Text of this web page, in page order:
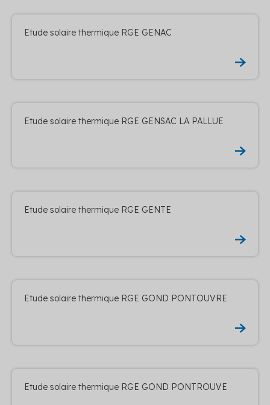
Etude solaire thermique RGE GENAC
Etude solaire thermique RGE GENSAC LA PALLUE
Etude solaire thermique RGE GENTE
Etude solaire thermique RGE GOND PONTOUVRE
Etude solaire thermique RGE GOND PONTROUVE